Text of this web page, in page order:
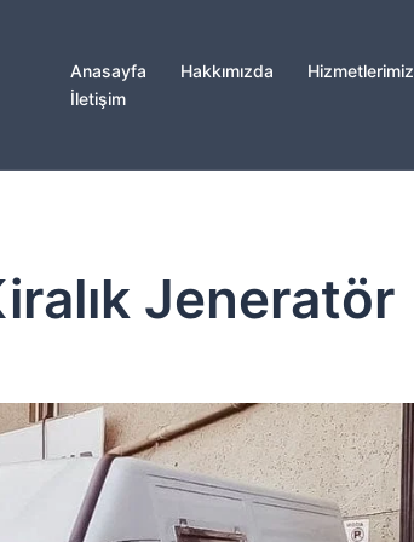
Anasayfa Hakkımızda Hizmetlerimiz
İletişim
Jeneratör